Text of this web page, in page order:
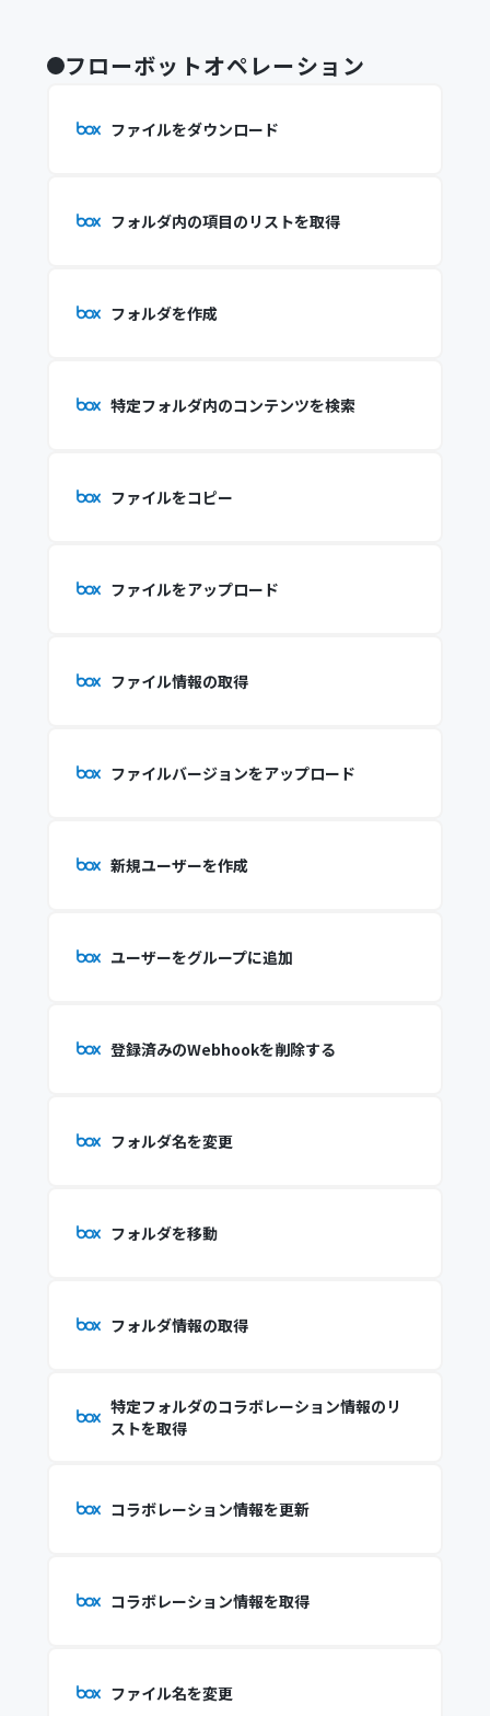
フローボットオペレーション
ファイルをダウンロード
フォルダ内の項目のリストを取得
フォルダを作成
特定フォルダ内のコンテンツを検索
ファイルをコピー
ファイルをアップロード
ファイル情報の取得
ファイルバージョンをアップロード
新規ユーザーを作成
ユーザーをグループに追加
登録済みのWebhookを削除する
フォルダ名を変更
フォルダを移動
フォルダ情報の取得
特定フォルダのコラボレーション情報のリ
ストを取得
コラボレーション情報を更新
コラボレーション情報を取得
ファイル名を変更